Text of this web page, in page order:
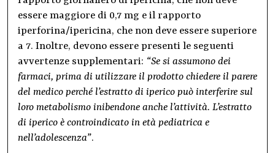
essere maggiore di 0,7 mg e il rapporto
iperforina/ipericina, che non deve essere superiore
a 7. Inoltre, devono essere presenti le seguenti
avvertenze supplementari: “Se si assumono dei
farmaci, prima di utilizzare il prodotto chiedere il parere
del medico perché l’estratto di iperico può interferire sul
loro metabolismo inibendone anche l’attività. L’estratto
di iperico è controindicato in età pediatrica e
nell’adolescenza”.